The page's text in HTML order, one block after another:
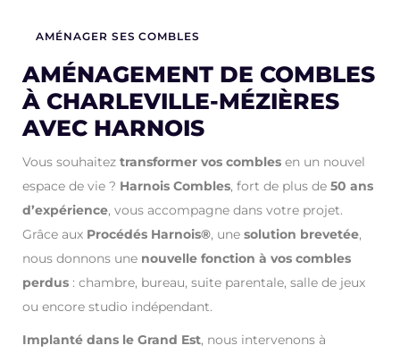
AMÉNAGER SES COMBLES
AMÉNAGEMENT DE COMBLES
À CHARLEVILLE-MÉZIÈRES
AVEC HARNOIS
Vous souhaitez transformer vos combles en un nouvel
espace de vie ? Harnois Combles, fort de plus de 50 ans
d’expérience, vous accompagne dans votre projet.
Grâce aux Procédés Harnois®, une solution brevetée,
nous donnons une nouvelle fonction à vos combles
perdus : chambre, bureau, suite parentale, salle de jeux
ou encore studio indépendant.
Implanté dans le Grand Est, nous intervenons à